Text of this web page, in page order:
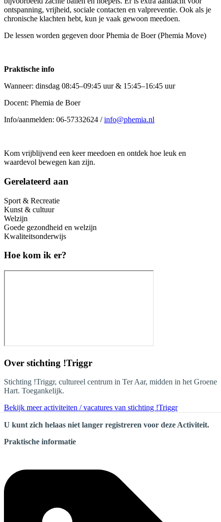
ontspanning, vrijheid, sociale contacten en valpreventie. Ook als je
chronische klachten hebt, kun je vaak gewoon meedoen.
De lessen worden gegeven door Phemia de Boer (Phemia Move)
Praktische info
Wanneer: dinsdag 08:45–09:45 uur & 15:45–16:45 uur
Docent: Phemia de Boer
Info/aanmelden: 06-57332624 /info@phemia.nl
Kom vrijblijvend een keer meedoen en ontdek hoe leuk en
waardevol bewegen kan zijn.
Gerelateerd aan
Sport & Recreatie
Kunst & cultuur
Welzijn
Goede gezondheid en welzijn
Kwaliteitsonderwijs
Hoe kom ik er?
Over stichting !Triggr
Stichting !Triggr, cultureel centrum in Ter Aar, midden in het Groene
Hart. Toegankelijk.
Bekijk meer activiteiten / vacatures van stichting !Triggr
U kunt zich helaas niet langer registreren voor deze Activiteit.
Praktische informatie